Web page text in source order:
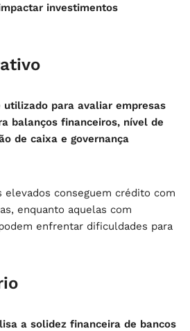
investimentos
utilizado para avaliar empresas
balanços financeiros, nível de
de caixa e governança
elevados conseguem crédito com
enquanto aquelas com
enfrentar dificuldades para
a solidez financeira de bancos